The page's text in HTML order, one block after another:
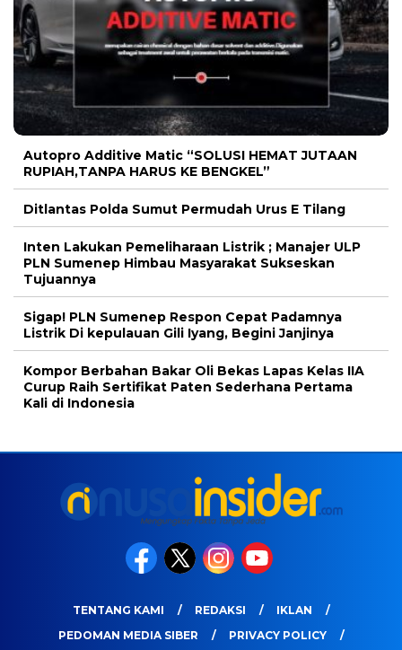
Autopro Additive Matic “SOLUSI HEMAT JUTAAN
RUPIAH,TANPA HARUS KE BENGKEL”
Ditlantas Polda Sumut Permudah Urus E Tilang
Inten Lakukan Pemeliharaan Listrik ; Manajer ULP
PLN Sumenep Himbau Masyarakat Sukseskan
Tujuannya
Sigap! PLN Sumenep Respon Cepat Padamnya
Listrik Di kepulauan Gili Iyang, Begini Janjinya
Kompor Berbahan Bakar Oli Bekas Lapas Kelas IIA
Curup Raih Sertifikat Paten Sederhana Pertama
Kali di Indonesia
TENTANG KAMI REDAKSI
IKLAN
PEDOMAN MEDIA SIBER
PRIVACY POLICY